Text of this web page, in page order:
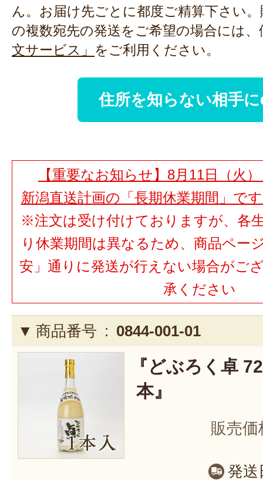
ん。お届け先ごとに都度ご精算下さい
の複数宛先の発送をご希望の場合には、
文サービス」 をご利用ください。
住所を知らない相手
【重要なお知らせ】8月11日（火
新潟直送計画の「長期休業期間」で
※注文は受け付けておりますが、各
り休業期間は異なるため、商品ペー
安」通りに発送が行えない場合がご
承ください
商品番号 : 0844-001-01
『どぶろく卓
本』
販売価
発送